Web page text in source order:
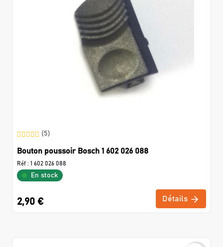
(5)
Bouton poussoir Bosch 1 602 026 088
Réf : 1 602 026 088
En stock
2,90 € Détails